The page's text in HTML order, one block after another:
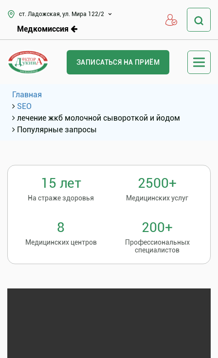
ст. Ладожская, ул. Мира 122/2
Медкомиссия
ЗАПИСАТЬСЯ НА ПРИЁМ
Главная
SEO
лечение жкб молочной сывороткой и йодом
Популярные запросы
15 лет
На страже здоровья
2500+
Медицинских услуг
8
Медицинских центров
200+
Профессиональных
специалистов